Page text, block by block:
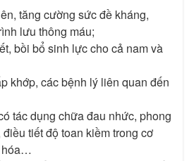
tăng cường sức đề kháng,
lưu thông máu;
bồi bổ sinh lực cho cả nam và
khớp, các bệnh lý liên quan đến
tác dụng chữa đau nhức, phong
tiết độ toan kiềm trong cơ
hóa…